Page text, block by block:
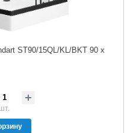
ST90/15QL/KL/BKT 90 x
шт.